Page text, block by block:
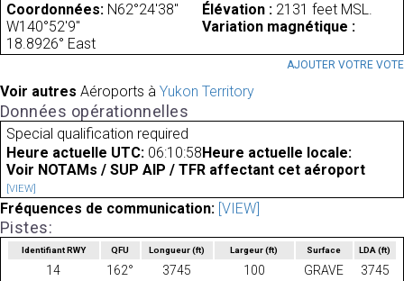
Coordonnées: N62°24'38"
W140°52'9"
Élévation : 2131 feet MSL.
Variation magnétique :
18.8926° East
AJOUTER VOTRE VOTE
Voir autres Aéroports à Yukon Territory
Données opérationnelles
Special qualification required
Heure actuelle UTC: 06:10:58 Heure actuelle locale:
Voir NOTAMs / SUP AIP / TFR affectant cet aéroport
[VIEW]
Fréquences de communication: [VIEW]
Pistes:
Identifiant RWY QFU Longueur(ft) Largeur(ft) Surface LDA(ft)
14 162° 3745 100 GRAVE
3745